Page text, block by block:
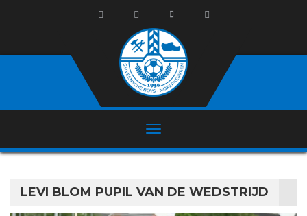
LEVI BLOM PUPIL VAN DE WEDSTRIJD